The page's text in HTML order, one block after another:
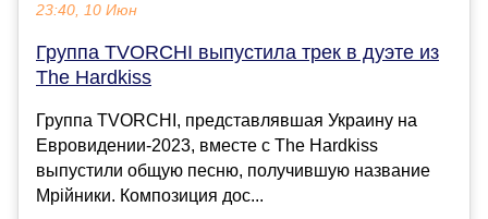
23:40, 10 Июн
Группа TVORCHI выпустила трек в дуэте из
The Hardkiss
Группа TVORCHI, представлявшая Украину на
Евровидении-2023, вместе с The Hardkiss
выпустили общую песню, получившую название
Мрійники. Композиция дос...